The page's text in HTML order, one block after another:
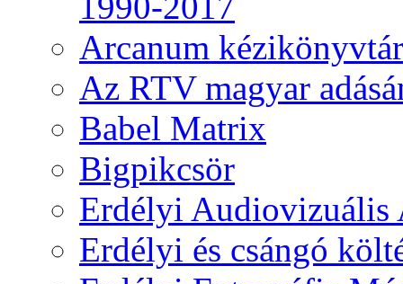
Arcanum kézikönyvtár
Az RTV magyar
Babel Matrix
Bigpikcsör
Erdélyi Audiovizuális
Erdélyi és csángó